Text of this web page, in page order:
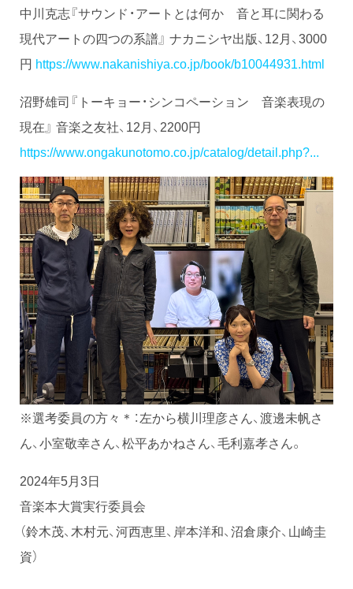
中川克志『サウンド・アートとは何か 音と耳に関わる
現代アートの四つの系譜』 ナカニシヤ出版、12月、3000
円 https://www.nakanishiya.co.jp/book/b10044931.html
沼野雄司『トーキョー・シンコペーション 音楽表現の
現在』 音楽之友社、12月、2200円
https://www.ongakunotomo.co.jp/catalog/detail.php?...
※選考委員の方々＊：左から横川理彦さん、渡邊未帆さ
ん、小室敬幸さん、松平あかねさん、毛利嘉孝さん。
2024年5月3日
音楽本大賞実行委員会
（鈴木茂、木村元、河西恵里、岸本洋和、沼倉康介、山崎圭
資）